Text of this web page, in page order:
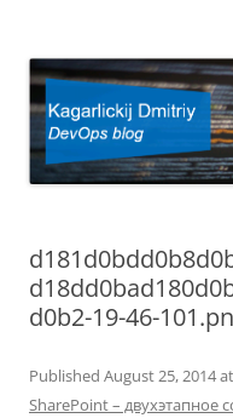
d0b2-19-46-
Published August 25, 2014at
SharePoint – двухэтапное